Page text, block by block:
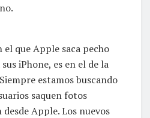
el que Apple saca pecho
iPhone, es en el de la
estamos buscando
saquen fotos
Apple. Los nuevos